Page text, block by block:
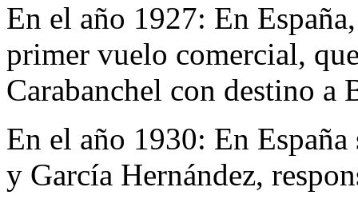
En el año 1927: En
primer vuelo comercial,
Carabanchel con destino a
En el año 1930: En
y García Hernández,